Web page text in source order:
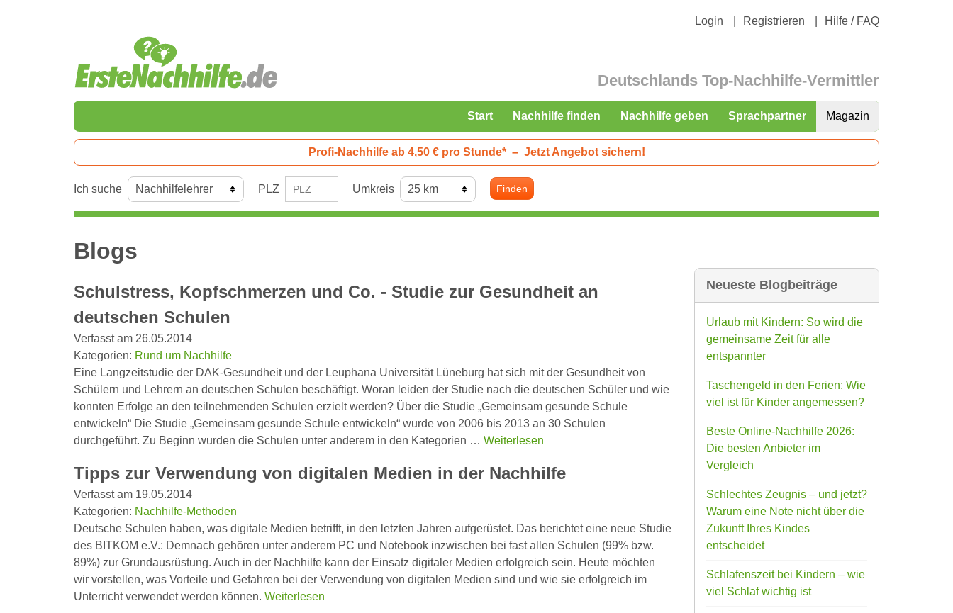
Login Registrieren Hilfe / FAQ
Deutschlands Top-Nachhilfe-Vermittler
Start Nachhilfe finden Nachhilfe geben Sprachpartner Magazin
Profi-Nachhilfe ab 4,50 € pro Stunde* – Jetzt Angebot sichern!
Ich suche PLZ Umkreis Finden
Blogs
Schulstress, Kopfschmerzen und Co. - Studie zur Gesundheit an
deutschen Schulen
Verfasst am 26.05.2014
Kategorien: Rund um Nachhilfe
Eine Langzeitstudie der DAK-Gesundheit und der Leuphana Universität Lüneburg hat sich mit der Gesundheit von
Schülern und Lehrern an deutschen Schulen beschäftigt. Woran leiden der Studie nach die deutschen Schüler und wie
konnten Erfolge an den teilnehmenden Schulen erzielt werden? Über die Studie „Gemeinsam gesunde Schule
entwickeln“ Die Studie „Gemeinsam gesunde Schule entwickeln“ wurde von 2006 bis 2013 an 30 Schulen
durchgeführt. Zu Beginn wurden die Schulen unter anderem in den Kategorien … Weiterlesen
Tipps zur Verwendung von digitalen Medien in der Nachhilfe
Verfasst am 19.05.2014
Kategorien: Nachhilfe-Methoden
Deutsche Schulen haben, was digitale Medien betrifft, in den letzten Jahren aufgerüstet. Das berichtet eine neue Studie
des BITKOM e.V.: Demnach gehören unter anderem PC und Notebook inzwischen bei fast allen Schulen (99% bzw.
89%) zur Grundausrüstung. Auch in der Nachhilfe kann der Einsatz digitaler Medien erfolgreich sein. Heute möchten
wir vorstellen, was Vorteile und Gefahren bei der Verwendung von digitalen Medien sind und wie sie erfolgreich im
Unterricht verwendet werden können. Weiterlesen
Neueste Blogbeiträge
Urlaub mit Kindern: So wird die
gemeinsame Zeit für alle
entspannter
Taschengeld in den Ferien: Wie
viel ist für Kinder angemessen?
Beste Online-Nachhilfe 2026:
Die besten Anbieter im
Vergleich
Schlechtes Zeugnis – und jetzt?
Warum eine Note nicht über die
Zukunft Ihres Kindes
entscheidet
Schlafenszeit bei Kindern – wie
viel Schlaf wichtig ist